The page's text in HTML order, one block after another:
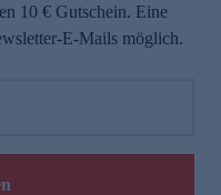
10 € Gutschein. Eine
E-Mails möglich.